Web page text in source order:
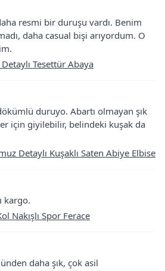
resmi bir duruşu vardı. Benim
daha casual bişi arıyordum. O
Tesettür Abaya
duruyo. Abartı olmayan şık
için giyilebilir, belindeki kuşak da
Detaylı Kuşaklı Saten Abiye Elbise
kargo.
Nakışlı Spor Ferace
daha şık, çok asil